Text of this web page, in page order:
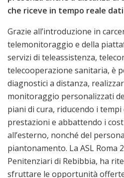
che riceve in tempo reale
Grazie all’introduzione in
telemonitoraggio e della
servizi di teleassistenza,
telecooperazione sanitaria, è
diagnostici a distanza,
monitoraggio personalizzati
piani di cura, riducendo i
prestazioni e abbattendo i
all’esterno, nonché del
piantonamento. La ASL Roma
Penitenziari di Rebibbia, ha
sfruttare le opportunità